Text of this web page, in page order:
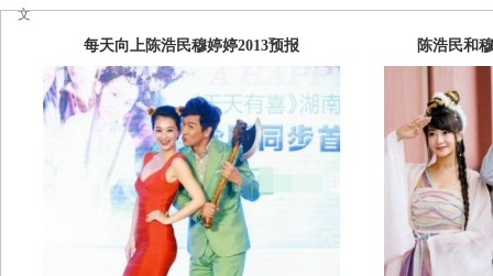
文
每天向上陈浩民穆婷婷2013预报 陈浩民和